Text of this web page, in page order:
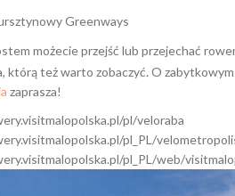
Greenways
możecie przejść lub przejechać
którą też warto zobaczyć. O
zaprasza!
pl/veloraba
pl_PL/
pl_PL/web/